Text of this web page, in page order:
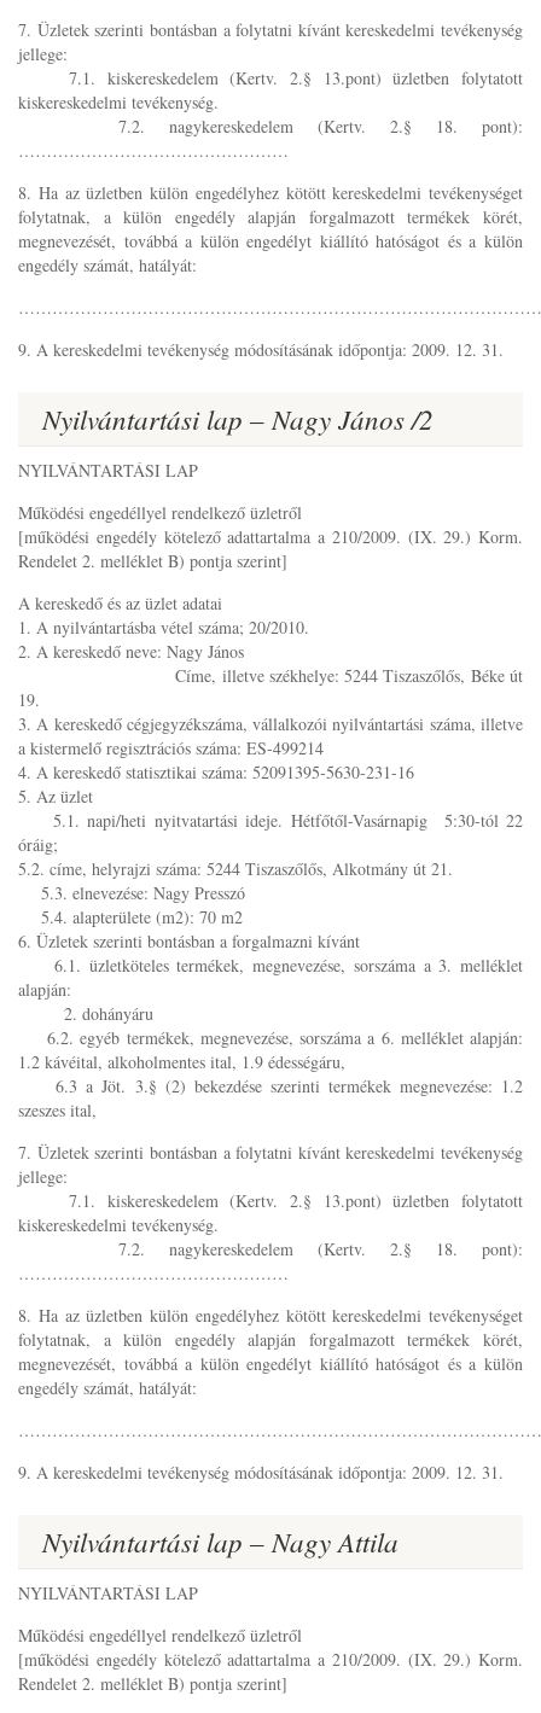
7. Üzletek szerinti bontásban a folytatni kívánt kereskedelmi tevékenység
jellege:
7.1. kiskereskedelem (Kertv. 2.§ 13.pont) üzletben folytatott
kiskereskedelmi tevékenység.
7.2. nagykereskedelem (Kertv. 2.§ 18. pont):
…………………………………………
8. Ha az üzletben külön engedélyhez kötött kereskedelmi tevékenységet
folytatnak, a külön engedély alapján forgalmazott termékek körét,
megnevezését, továbbá a külön engedélyt kiállító hatóságot és a külön
engedély számát, hatályát:
9. A kereskedelmi tevékenység módosításának időpontja: 2009. 12. 31.
Nyilvántartási lap – Nagy János /2
NYILVÁNTARTÁSI LAP
Működési engedéllyel rendelkező üzletről
[működési engedély kötelező adattartalma a 210/2009. (IX. 29.) Korm.
Rendelet 2. melléklet B) pontja szerint]
A kereskedő és az üzlet adatai
1. A nyilvántartásba vétel száma; 20/2010.
2. A kereskedő neve: Nagy János
Címe, illetve székhelye: 5244 Tiszaszőlős, Béke út
19.
3. A kereskedő cégjegyzékszáma, vállalkozói nyilvántartási száma, illetve
a kistermelő regisztrációs száma: ES-499214
4. A kereskedő statisztikai száma: 52091395-5630-231-16
5. Az üzlet
5.1. napi/heti nyitvatartási ideje. Hétfőtől-Vasárnapig 5:30-tól 22
óráig;
5.2. címe, helyrajzi száma: 5244 Tiszaszőlős, Alkotmány út 21.
5.3. elnevezése: Nagy Presszó
5.4. alapterülete (m2): 70 m2
6. Üzletek szerinti bontásban a forgalmazni kívánt
6.1. üzletköteles termékek, megnevezése, sorszáma a 3. melléklet
alapján:
2. dohányáru
6.2. egyéb termékek, megnevezése, sorszáma a 6. melléklet alapján:
1.2 kávéital, alkoholmentes ital, 1.9 édességáru,
6.3 a Jöt. 3.§ (2) bekezdése szerinti termékek megnevezése: 1.2
szeszes ital,
7. Üzletek szerinti bontásban a folytatni kívánt kereskedelmi tevékenység
jellege:
7.1. kiskereskedelem (Kertv. 2.§ 13.pont) üzletben folytatott
kiskereskedelmi tevékenység.
7.2. nagykereskedelem (Kertv. 2.§ 18. pont):
…………………………………………
8. Ha az üzletben külön engedélyhez kötött kereskedelmi tevékenységet
folytatnak, a külön engedély alapján forgalmazott termékek körét,
megnevezését, továbbá a külön engedélyt kiállító hatóságot és a külön
engedély számát, hatályát:
9. A kereskedelmi tevékenység módosításának időpontja: 2009. 12. 31.
Nyilvántartási lap – Nagy Attila
NYILVÁNTARTÁSI LAP
Működési engedéllyel rendelkező üzletről
[működési engedély kötelező adattartalma a 210/2009. (IX. 29.) Korm.
Rendelet 2. melléklet B) pontja szerint]